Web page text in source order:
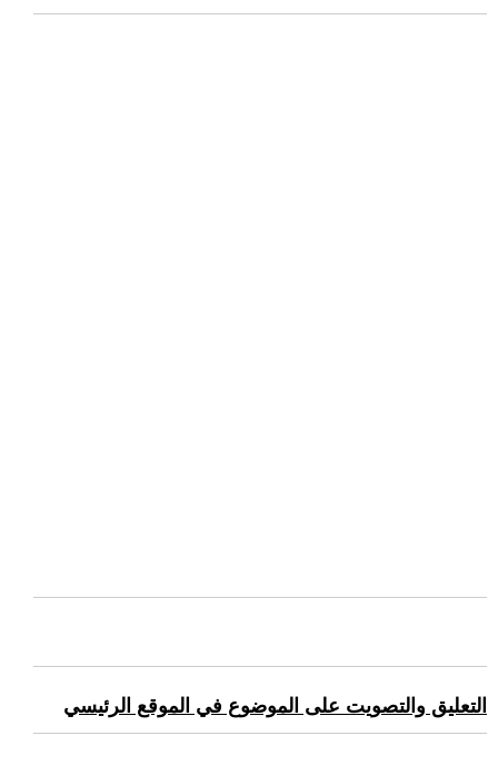
التعليق والتصويت على الموضوع في الموقع الرئيسي